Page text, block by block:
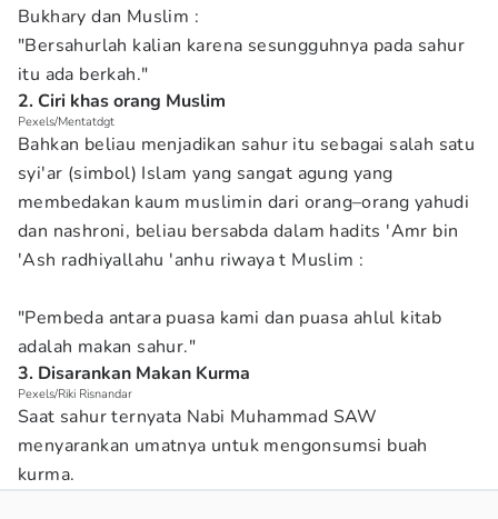
Bukhary dan Muslim :
"Bersahurlah kalian karena sesungguhnya pada sahur
itu ada berkah."
2. Ciri khas orang Muslim
Pexels/Mentatdgt
Bahkan beliau menjadikan sahur itu sebagai salah satu
syi'ar (simbol) Islam yang sangat agung yang
membedakan kaum muslimin dari orang–orang yahudi
dan nashroni, beliau bersabda dalam hadits 'Amr bin
'Ash radhiyallahu 'anhu riwaya t Muslim :
"Pembeda antara puasa kami dan puasa ahlul kitab
adalah makan sahur."
3. Disarankan Makan Kurma
Pexels/Riki Risnandar
Saat sahur ternyata Nabi Muhammad SAW
menyarankan umatnya untuk mengonsumsi buah
kurma.